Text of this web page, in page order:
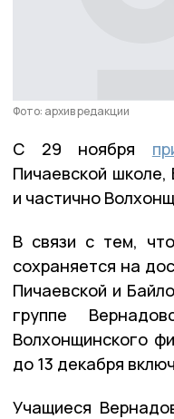
Фото: архив редакции
С 29 ноября
Пичаевской
и частично
В связи с тем,
сохраняется на
Пичаевской и
группе
Волхонщинского
до 13 декабря
Учащиеся